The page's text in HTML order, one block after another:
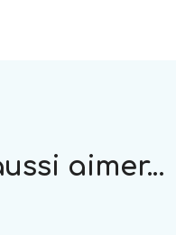
aimer...